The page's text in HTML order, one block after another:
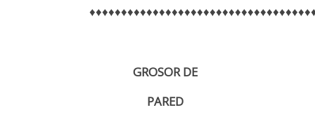
GROSOR DE
PARED